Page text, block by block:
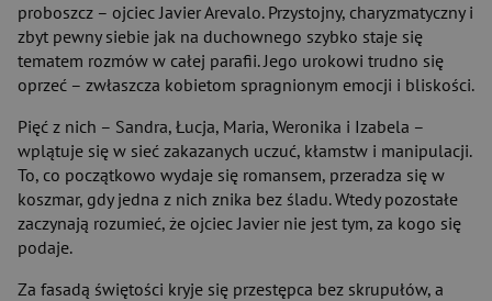
proboszcz – ojciec Javier Arevalo. Przystojny, charyzmatyczny i
zbyt pewny siebie jak na duchownego szybko staje się
tematem rozmów w całej parafii. Jego urokowi trudno się
oprzeć – zwłaszcza kobietom spragnionym emocji i bliskości.
Pięć z nich – Sandra, Łucja, Maria, Weronika i Izabela –
wplątuje się w sieć zakazanych uczuć, kłamstw i manipulacji.
To, co początkowo wydaje się romansem, przeradza się w
koszmar, gdy jedna z nich znika bez śladu. Wtedy pozostałe
zaczynają rozumieć, że ojciec Javier nie jest tym, za kogo się
podaje.
Za fasadą świętości kryje się przestępca bez skrupułów, a